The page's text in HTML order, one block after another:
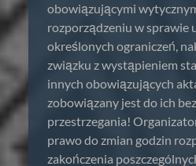
obowiązującymi
rozporządzeniu w sprawie
określonych ograniczeń,
związku z wystąpieniem
innych obowiązujących
zobowiązany jest do ich
przestrzegania!
prawo do zmian godzin
zakończenia